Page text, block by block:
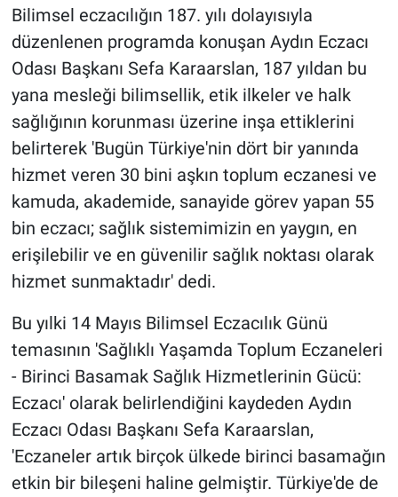
Bilimsel eczacılığın 187. yılı dolayısıyla
düzenlenen programda konuşan Aydın Eczacı
Odası Başkanı Sefa Karaarslan, 187 yıldan bu
yana mesleği bilimsellik, etik ilkeler ve halk
sağlığının korunması üzerine inşa ettiklerini
belirterek 'Bugün Türkiye'nin dört bir yanında
hizmet veren 30 bini aşkın toplum eczanesi ve
kamuda, akademide, sanayide görev yapan 55
bin eczacı; sağlık sistemimizin en yaygın, en
erişilebilir ve en güvenilir sağlık noktası olarak
hizmet sunmaktadır' dedi.
Bu yılki 14 Mayıs Bilimsel Eczacılık Günü
temasının 'Sağlıklı Yaşamda Toplum Eczaneleri
- Birinci Basamak Sağlık Hizmetlerinin Gücü:
Eczacı' olarak belirlendiğini kaydeden Aydın
Eczacı Odası Başkanı Sefa Karaarslan,
'Eczaneler artık birçok ülkede birinci basamağın
etkin bir bileşeni haline gelmiştir. Türkiye'de de